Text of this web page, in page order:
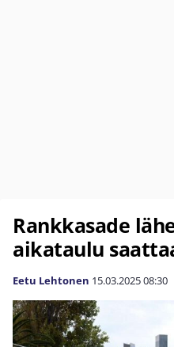
Rankkasade
aikataulu
Eetu Lehtonen 15.03.202508:30